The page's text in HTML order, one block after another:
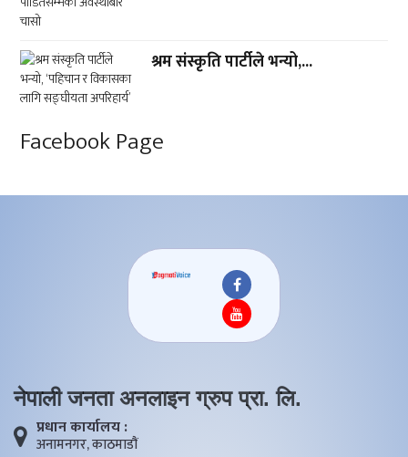
श्रम संस्कृति पार्टीले भन्यो,...
Facebook Page
नेपाली जनता अनलाइन ग्रुप प्रा. लि.
प्रधान कार्यालय :
अनामनगर, काठमाडाैं